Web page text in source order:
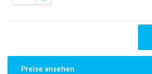
Preise ansehen